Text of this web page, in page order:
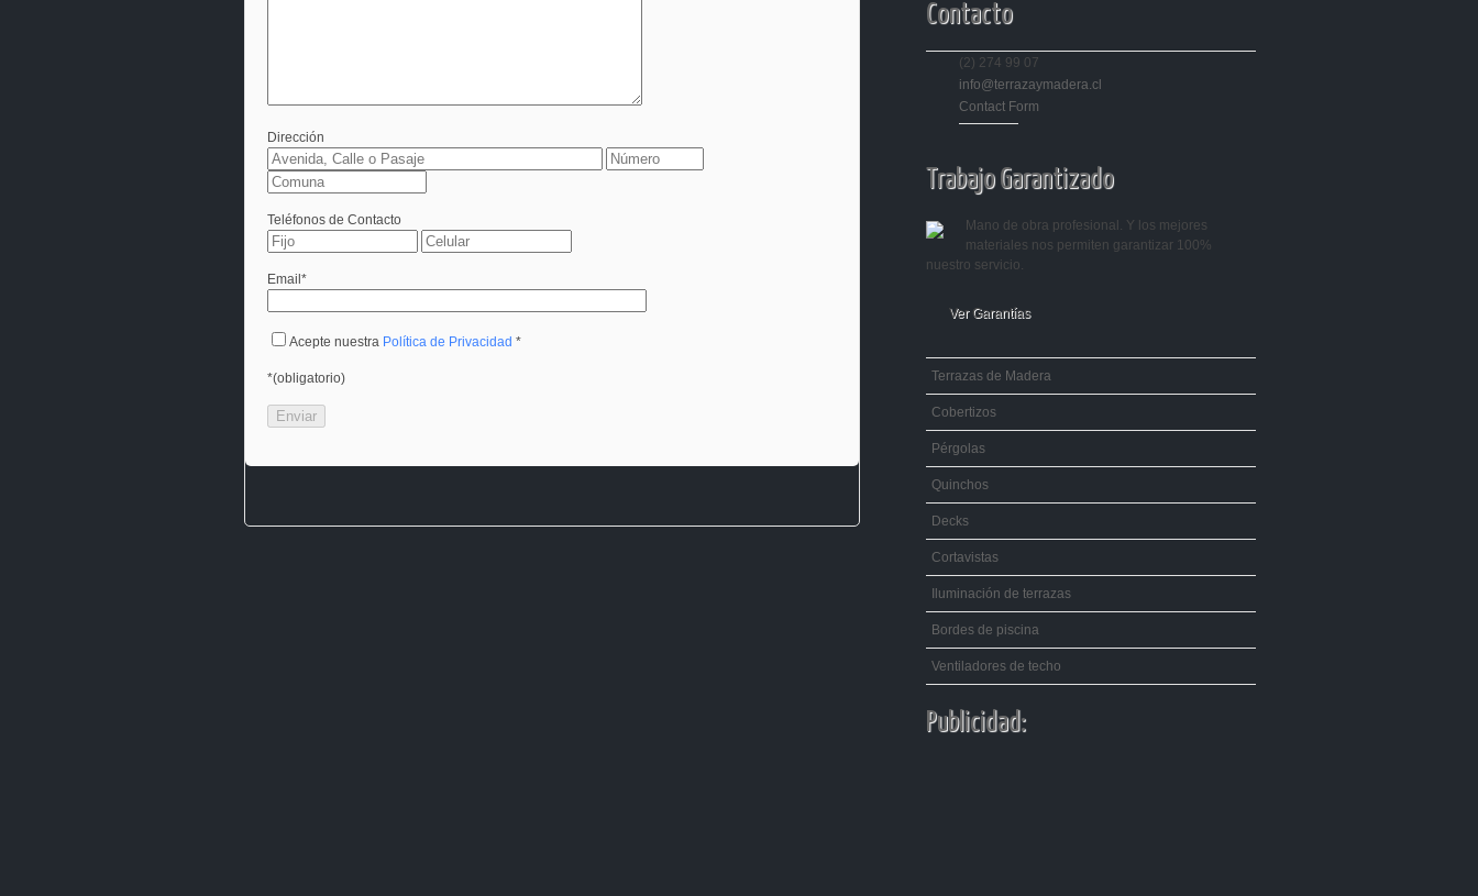
Dirección
Teléfonos de Contacto
Email*
Acepte nuestra Política de Privacidad *
*(obligatorio)
Contacto
(2) 274 99 07
info@terrazaymadera.cl
Contact Form
Trabajo Garantizado
Mano de obra profesional. Y los mejores
materiales nos permiten garantizar 100%
nuestro servicio.
Ver Garantías
Terrazas de Madera
Cobertizos
Pérgolas
Quinchos
Decks
Cortavistas
Iluminación de terrazas
Bordes de piscina
Ventiladores de techo
Publicidad: